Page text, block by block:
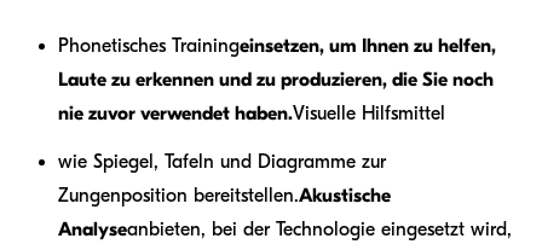
Phonetisches Trainingeinsetzen, um Ihnen zu helfen,
Laute zu erkennen und zu produzieren, die Sie noch
nie zuvor verwendet haben.Visuelle Hilfsmittel
wie Spiegel, Tafeln und Diagramme zur
Zungenposition bereitstellen.Akustische
Analyseanbieten, bei der Technologie eingesetzt wird,